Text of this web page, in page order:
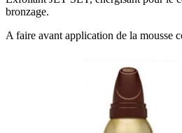
bronzage.
A faire avant application de la mousse